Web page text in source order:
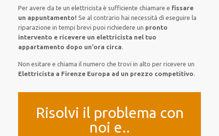
Per avereda te un elettricistaè sufficiente chiamare e fissare
un appuntamento! Se al contrario hainecessità dieseguire la
riparazione in tempi brevi puoi richiedere un pronto
intervento e ricevere un elettricista nel tuo
appartamento dopo un’ora circa.
Non esitare e chiama il numero che trovi in alto per ricevere un
Elettricista a Firenze Europa ad un prezzo competitivo.
Risolvi il problema con
noi e..